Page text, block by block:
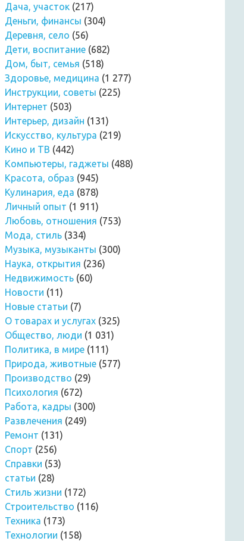
Дача, участок (217)
Деньги, финансы (304)
Деревня, село (56)
Дети, воспитание (682)
Дом, быт, семья (518)
Здоровье, медицина (1 277)
Инструкции, советы (225)
Интернет (503)
Интерьер, дизайн (131)
Искусство, культура (219)
Кино и ТВ (442)
Компьютеры, гаджеты (488)
Красота, образ (945)
Кулинария, еда (878)
Личный опыт (1 911)
Любовь, отношения (753)
Мода, стиль (334)
Музыка, музыканты (300)
Наука, открытия (236)
Недвижимость (60)
Новости (11)
Новые статьи (7)
О товарах и услугах (325)
Общество, люди (1 031)
Политика, в мире (111)
Природа, животные (577)
Производство (29)
Психология (672)
Работа, кадры (300)
Развлечения (249)
Ремонт (131)
Спорт (256)
Справки (53)
статьи (28)
Стиль жизни (172)
Строительство (116)
Техника (173)
Технологии (158)